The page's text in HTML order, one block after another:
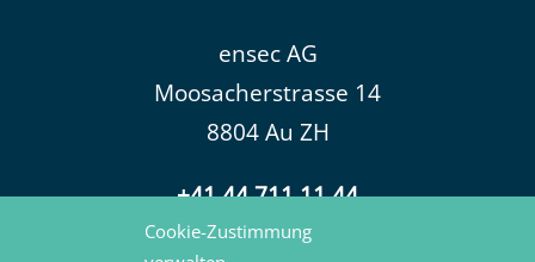
Cookie-Zustimmung
​ensec AG
Moosacherstrasse 14
8804 Au ZH
+41 44 711 11 44
hello@ensec.ch